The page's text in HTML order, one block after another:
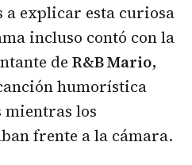
a explicar esta curiosa
incluso contó con la
de R&B Mario,
humorística
mientras los
frente a la cámara.